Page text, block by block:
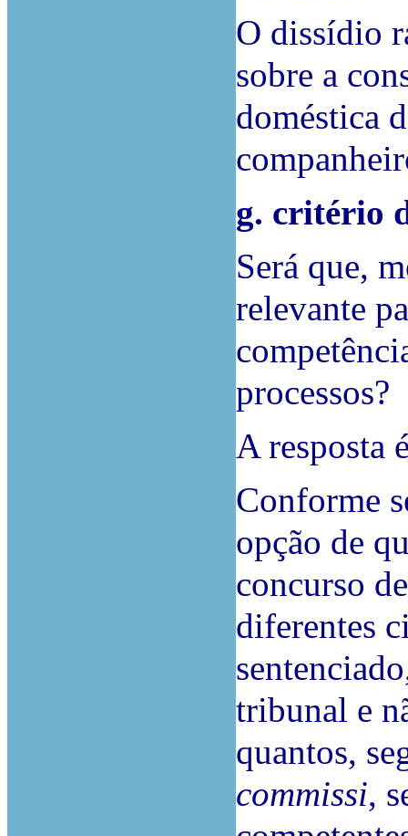
O dissídio
sobre a
doméstica
g. critério
Será que,
relevante
processos?
A resposta
Conforme
opção de
concurso
diferentes
tribunal e
quantos,
commissi,